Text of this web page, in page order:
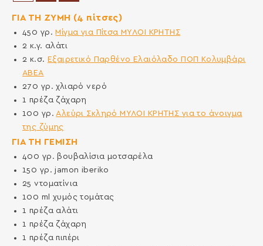
ΓΙΑ ΤΗ ΖΥΜΗ (4 πίτσες)
450 γρ.Μίγμα για Πίτσα ΜΥΛΟΙ ΚΡΗΤΗΣ
2 κ.γ. αλάτι
2 κ.σ. Εξαιρετικό Παρθένο Ελαιόλαδο ΠΟΠ Κολυμβάρι
ΑΒΕΑ
270 γρ.χλιαρό νερό
1 πρέζα ζάχαρη
100 γρ. Αλεύρι Σκληρό ΜΥΛΟΙ ΚΡΗΤΗΣ για το άνοιγμα
της ζύμης
ΓΙΑ ΤΗ ΓΕΜΙΣΗ
400 γρ.βουβαλίσια μοτσαρέλα
150 γρ.jamon iberiko
25ντοματίνια
100 ml χυμός τομάτας
1 πρέζα αλάτι
1 πρέζα ζάχαρη
1 πρέζαπιπέρι